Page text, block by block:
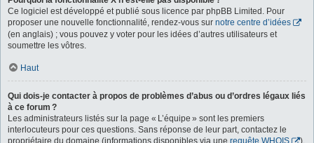
Ce logiciel est développé et publié sous licence par phpBB Limited. Pour
proposer une nouvelle fonctionnalité, rendez-vous sur notre centre d’idées
(en anglais) ; vous pouvez y voter pour les idées d’autres utilisateurs et
soumettre les vôtres.
Haut
Qui dois-je contacter à propos de problèmes d’abus ou d’ordres légaux liés
à ce forum ?
Les administrateurs listés sur la page « L’équipe » sont les premiers
interlocuteurs pour ces questions. Sans réponse de leur part, contactez le